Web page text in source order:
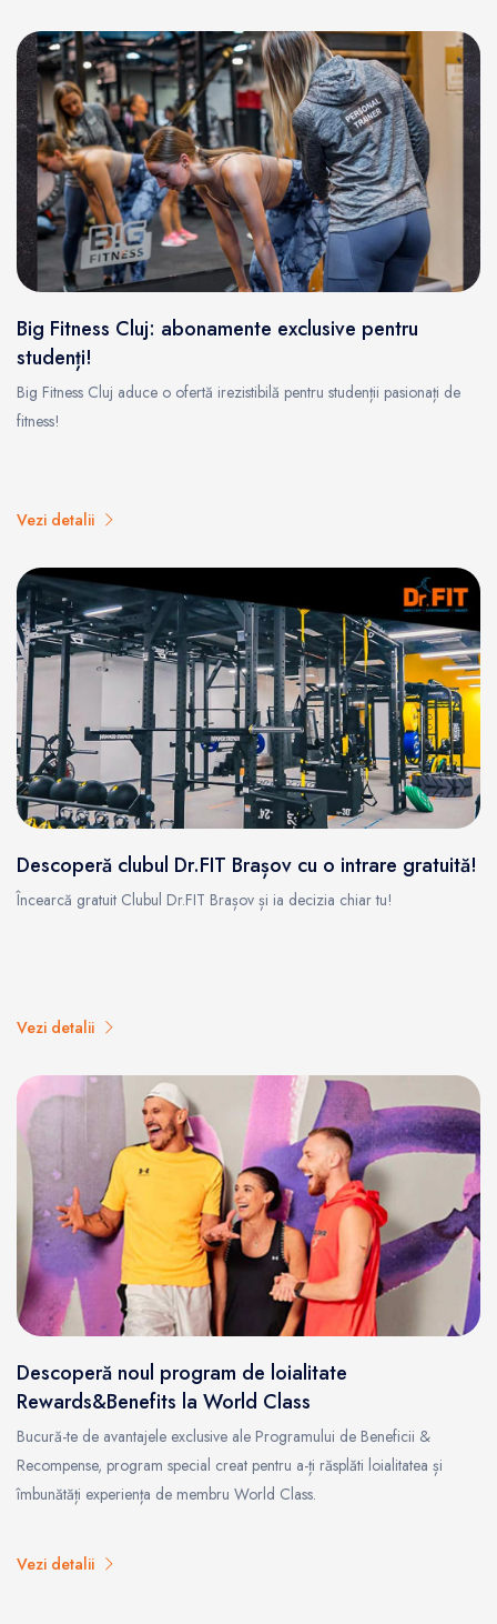
Big Fitness Cluj: abonamente exclusive pentru
studenți!
Big Fitness Cluj aduce o ofertă irezistibilă pentru studenții pasionați de
fitness!
Vezi detalii
Descoperă clubul Dr.FIT Brașov cu o intrare gratuită!
Încearcă gratuit Clubul Dr.FIT Brașov și ia decizia chiar tu!
Vezi detalii
Descoperă noul program de loialitate
Rewards&Benefits la World Class
Bucură-te de avantajele exclusive ale Programului de Beneficii &
Recompense, program special creat pentru a-ți răsplăti loialitatea și
îmbunătăți experiența de membru World Class.
Vezi detalii